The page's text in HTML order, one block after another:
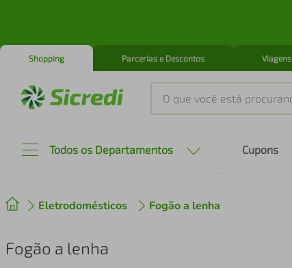
Shopping Parcerias e Descontos Viagens
O que você está procurando?
Todos os Departamentos Cupons
Eletrodomésticos Fogão a lenha
Fogão a lenha
2º cafeteira